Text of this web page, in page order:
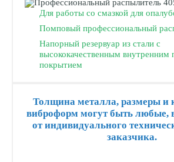
Для работы со смазкой для
Помповый профессиональный
Напорный резервуар из стали с
высококачественным внутренним
покрытием
Толщина металла, размеры и
виброформ могут быть любые,
от индивидуального
заказчика.